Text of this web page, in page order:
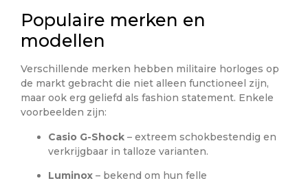
Populaire merken en
modellen
Verschillende merken hebben militaire horloges op
de markt gebracht die niet alleen functioneel zijn,
maar ook erg geliefd als fashion statement. Enkele
voorbeelden zijn:
Casio G-Shock – extreem schokbestendig en
verkrijgbaar in talloze varianten.
Luminox – bekend om hun felle